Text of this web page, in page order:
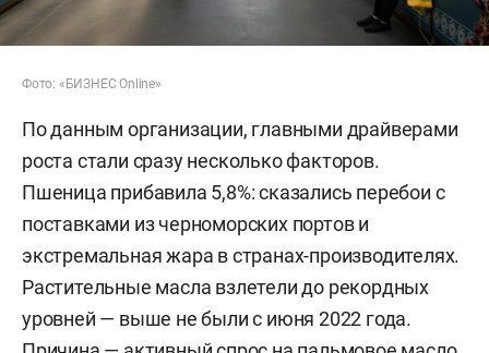
Фото: «БИЗНЕС Online»
По данным организации, главными драйверами
роста стали сразу несколько факторов.
Пшеница прибавила 5,8%: сказались перебои с
поставками из черноморских портов и
экстремальная жара в странах-производителях.
Растительные масла взлетели до рекордных
уровней — выше не были с июня 2022 года.